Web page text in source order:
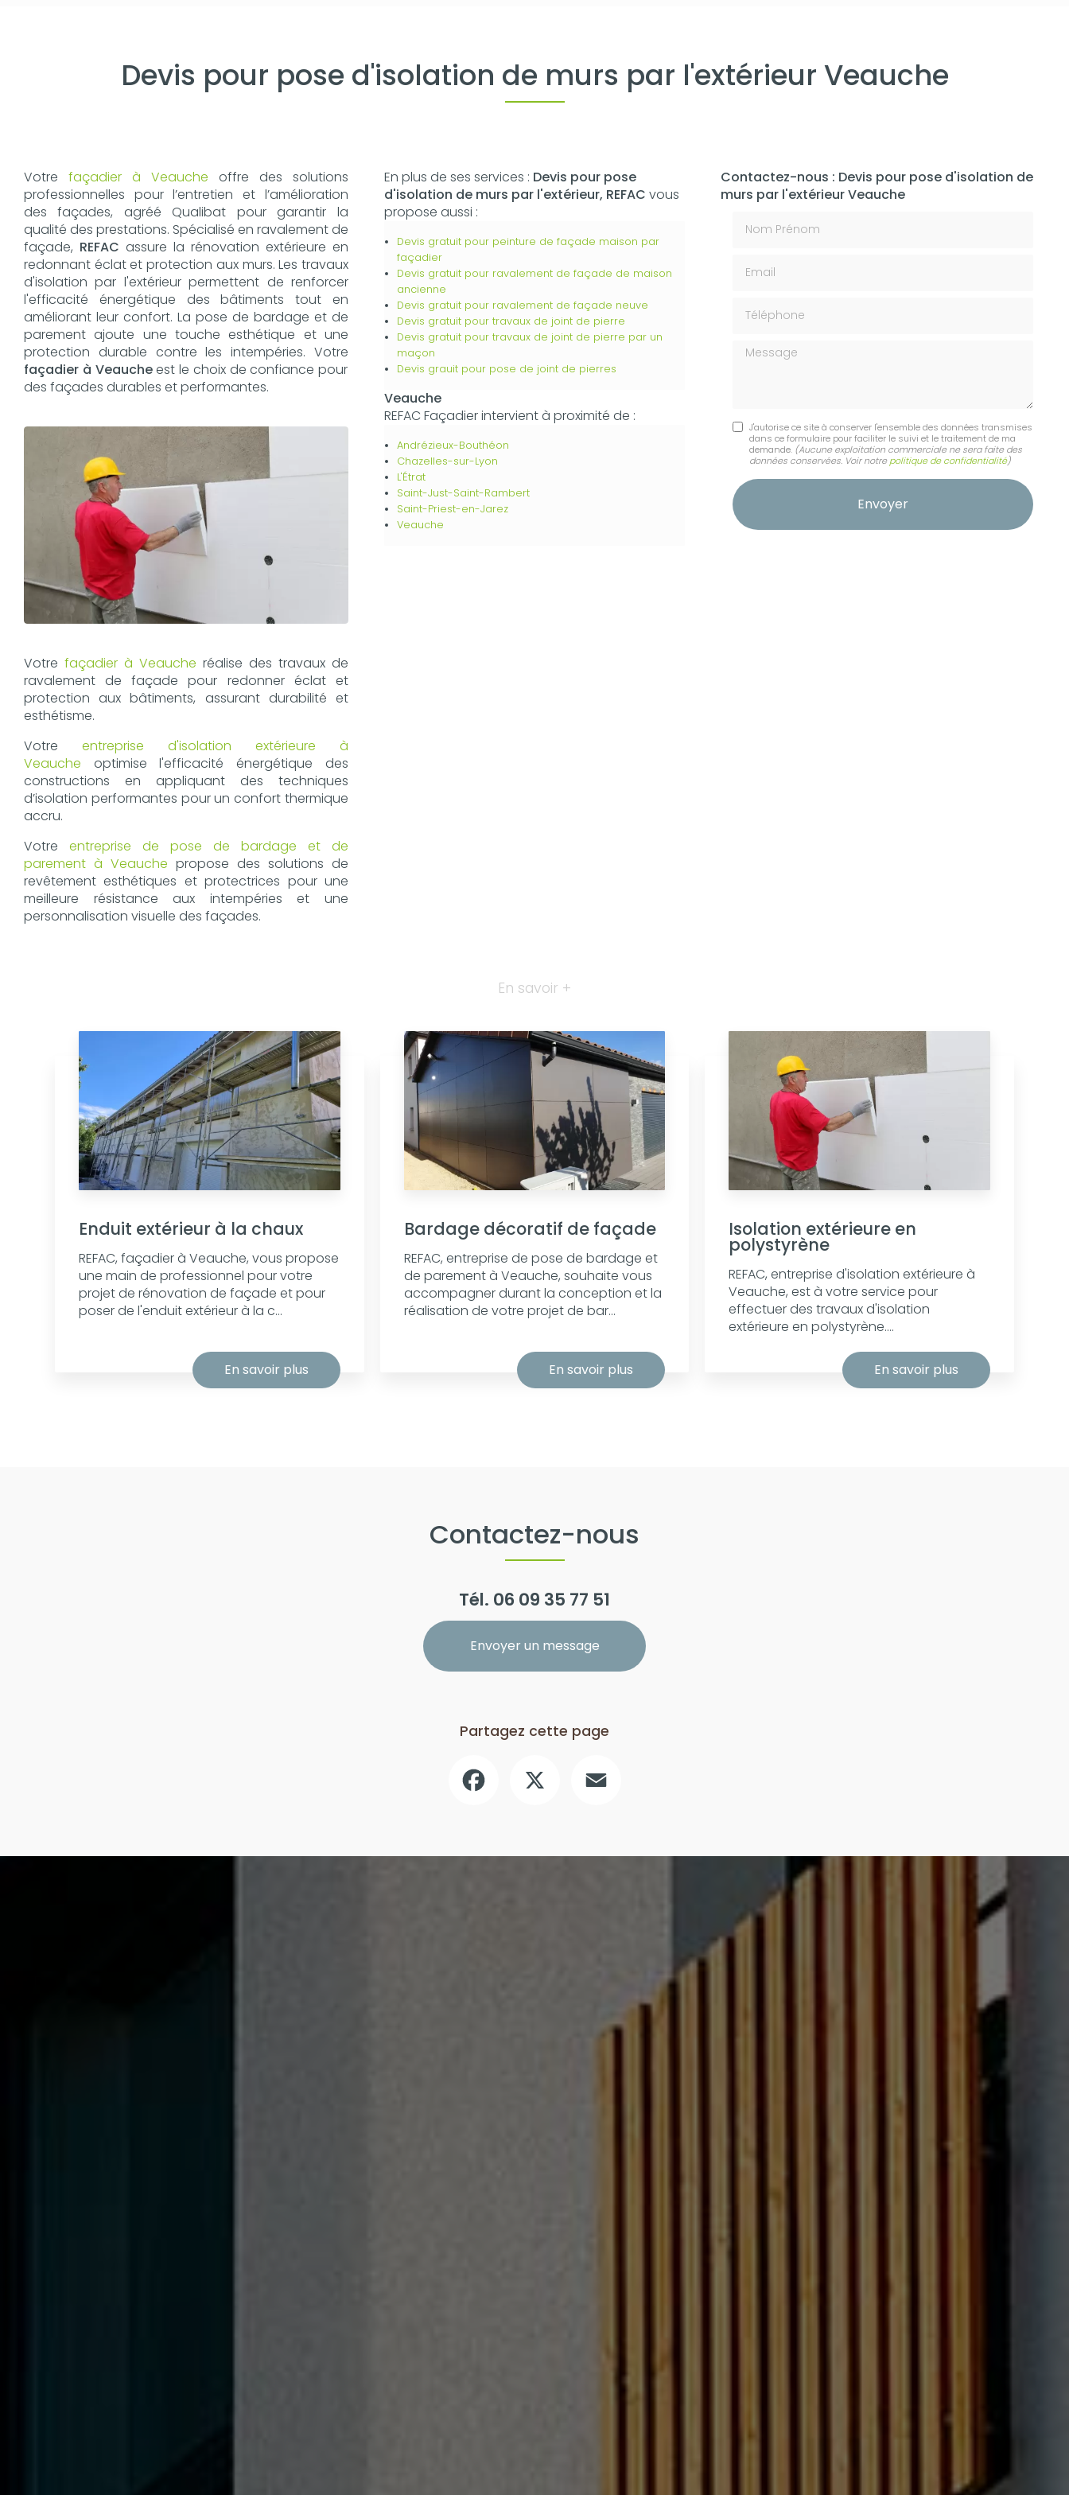
Devis pour pose d'isolation de murs par l'extérieur Veauche
Votre façadier à Veauche offre des solutions
professionnelles pour l’entretien et l’amélioration
des façades, agréé Qualibat pour garantir la
qualité des prestations. Spécialisé en ravalement de
façade, REFAC assure la rénovation extérieure en
redonnant éclat et protection aux murs. Les travaux
d'isolation par l'extérieur permettent de renforcer
l'efficacité énergétique des bâtiments tout en
améliorant leur confort. La pose de bardage et de
parement ajoute une touche esthétique et une
protection durable contre les intempéries. Votre
façadier à Veaucheest le choix de confiance pour
des façades durables et performantes.
Votre façadier à Veauche réalise des travaux de
ravalement de façade pour redonner éclat et
protection aux bâtiments, assurant durabilité et
esthétisme.
Votre entreprise d'isolation extérieure à
Veauche optimise l'efficacité énergétique des
constructions en appliquant des techniques
d’isolation performantes pour un confort thermique
accru.
Votre entreprise de pose de bardage et de
parement à Veauche propose des solutions de
revêtement esthétiques et protectrices pour une
meilleure résistance aux intempéries et une
personnalisation visuelle des façades.
En plus de ses services : Devis pour pose
d'isolation de murs par l'extérieur, REFAC vous
propose aussi :
Devis gratuit pour peinture de façade maison par
façadier
Devis gratuit pour ravalement de façade de maison
ancienne
Devis gratuit pour ravalement de façade neuve
Devis gratuit pour travaux de joint de pierre
Devis gratuit pour travaux de joint de pierre par un
maçon
Devis grauit pour pose de joint de pierres
Veauche
REFAC Façadier intervient à proximité de :
Andrézieux-Bouthéon
Chazelles-sur-Lyon
L'Étrat
Saint-Just-Saint-Rambert
Saint-Priest-en-Jarez
Veauche
Contactez-nous : Devis pour pose d'isolation de
murs par l'extérieur Veauche
Message
J'autorise ce site à conserver l'ensemble des données transmises
dans ce formulaire pour faciliter le suivi et le traitement de ma
demande. (Aucune exploitation commerciale ne sera faite des
données conservées. Voir notre politique de confidentialité)
En savoir +
Enduit extérieur à la chaux
REFAC, façadier à Veauche, vous propose
une main de professionnel pour votre
projet de rénovation de façade et pour
poser de l'enduit extérieur à la c...
En savoir plus
Bardage décoratif de façade
REFAC, entreprise de pose de bardage et
de parement à Veauche, souhaite vous
accompagner durant la conception et la
réalisation de votre projet de bar...
En savoir plus
Isolation extérieure en
polystyrène
REFAC, entreprise d'isolation extérieure à
Veauche, est à votre service pour
effectuer des travaux d'isolation
extérieure en polystyrène....
En savoir plus
Contactez-nous
Tél. 06 09 35 77 51
Envoyer un message
Partagez cette page